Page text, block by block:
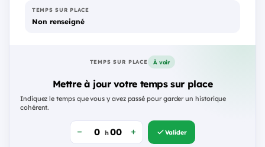
TEMPS SUR PLACE
Non renseigné
TEMPS SUR PLACE À voir
Mettre à jour votre temps sur place
Indiquez le temps que vous y avez passé pour garder un historique
cohérent.
h Valider